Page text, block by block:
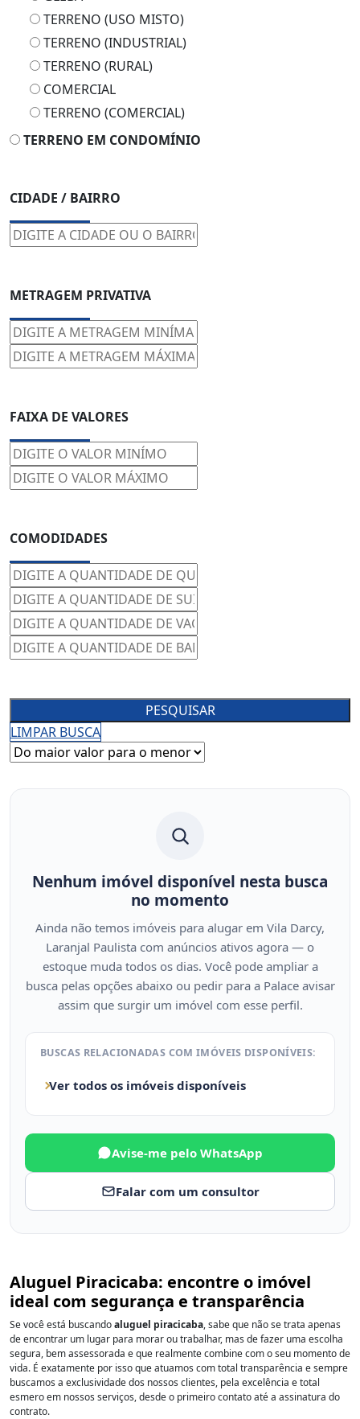
TERRENO (USO MISTO)
TERRENO (INDUSTRIAL)
TERRENO (RURAL)
COMERCIAL
TERRENO (COMERCIAL)
TERRENO EM CONDOMÍNIO
CIDADE / BAIRRO
METRAGEM PRIVATIVA
FAIXA DE VALORES
COMODIDADES
PESQUISAR
LIMPAR BUSCA
Nenhum imóvel disponível nesta busca
no momento
Ainda não temos imóveis para alugar em Vila Darcy,
Laranjal Paulista com anúncios ativos agora — o
estoque muda todos os dias. Você pode ampliar a
busca pelas opções abaixo ou pedir para a Palace avisar
assim que surgir um imóvel com esse perfil.
BUSCAS RELACIONADAS COM IMÓVEIS DISPONÍVEIS:
Ver todos os imóveis disponíveis
Avise-me pelo WhatsApp
Falar com um consultor
Aluguel Piracicaba: encontre o imóvel
ideal com segurança e transparência
Se você está buscandoaluguel piracicaba, sabe que não se trata apenas
de encontrar um lugar para morar ou trabalhar, mas de fazer uma escolha
segura, bem assessorada e que realmente combine com o seu momento de
vida. É exatamente por isso que atuamos com total transparência e sempre
buscamos a exclusividade dos nossos clientes, pela excelência e total
esmero em nossos serviços, desde o primeiro contato até a assinatura do
contrato.